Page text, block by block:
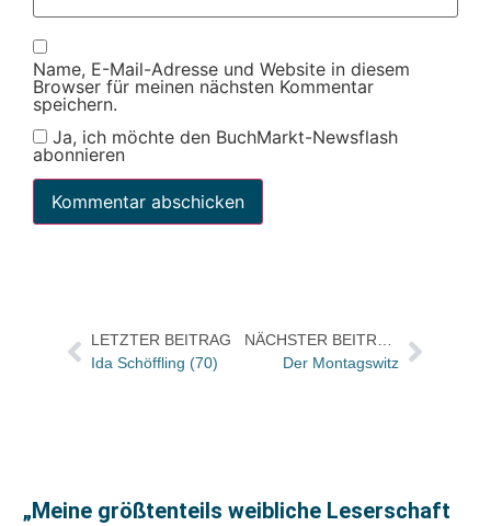
Name, E-Mail-Adresse und Website in diesem
Browser für meinen nächsten Kommentar
speichern.
Ja, ich möchte den BuchMarkt-Newsflash
abonnieren
LETZTER BEITRAG
Ida Schöffling (70)
Der Montagswitz
„Meine größtenteils weibliche Leserschaft